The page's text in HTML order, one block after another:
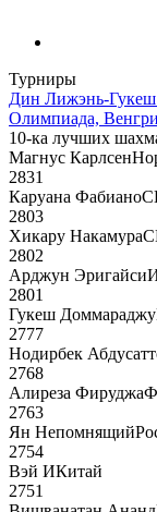
Турниры
Дин Лижэнь-Гукеш
Олимпиада,
10-ка лучших
Магнус Карлсен
2831
Каруана Фабиано
2803
Хикару Накамура
2802
Арджун Эригайси
2801
Гукеш Доммараджу
2777
Нодирбек
2768
Алиреза Фируджа
2763
Ян Непомнящий
2754
Вэй ИКитай
2751